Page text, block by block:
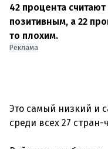
42 процента
позитивным, а 22
то плохим.
Реклама
Это самый низкий и
среди всех 27 стран-